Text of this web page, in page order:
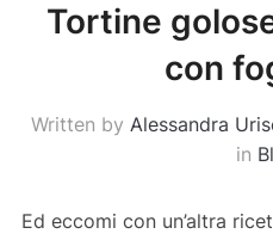
Tortine
con
Written by Alessandra
in
Ed eccomi con un’altra